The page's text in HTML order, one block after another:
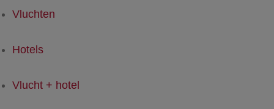
Vluchten
Hotels
Vlucht + hotel